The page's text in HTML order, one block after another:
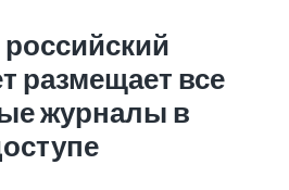
размещает все
журналы в